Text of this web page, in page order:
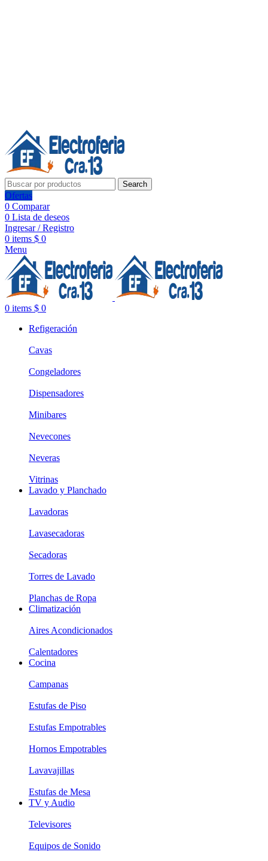
Search
Ofertas
0 Comparar
0 Lista de deseos
Ingresar / Registro
0 items $ 0
Menu
0 items $ 0
Refigeración
Cavas
Congeladores
Dispensadores
Minibares
Nevecones
Neveras
Vitrinas
Lavado y Planchado
Lavadoras
Lavasecadoras
Secadoras
Torres de Lavado
Planchas de Ropa
Climatización
Aires Acondicionados
Calentadores
Cocina
Campanas
Estufas de Piso
Estufas Empotrables
Hornos Empotrables
Lavavajillas
Estufas de Mesa
TV y Audio
Televisores
Equipos de Sonido